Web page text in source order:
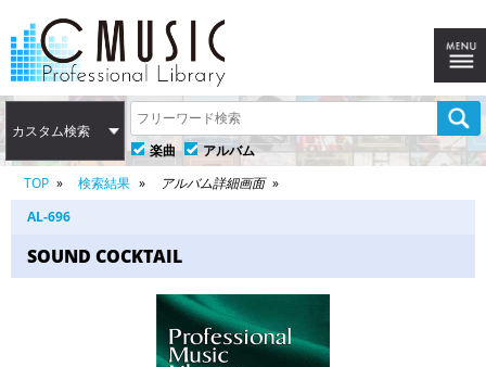
カスタム検索
楽曲
アルバム
TOP
検索結果
アルバム詳細画面
AL-696
SOUND COCKTAIL